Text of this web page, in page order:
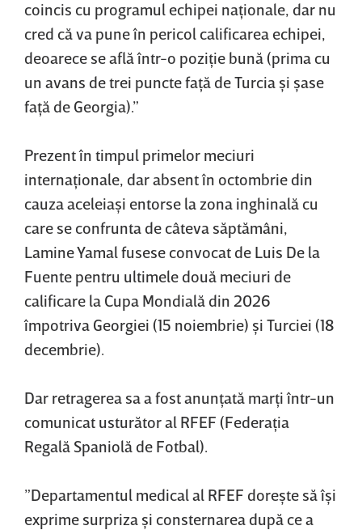
coincis cu programul echipei naţionale, dar nu
cred că va pune în pericol calificarea echipei,
deoarece se află într-o poziţie bună (prima cu
un avans de trei puncte faţă de Turcia şi şase
faţă de Georgia).”
Prezent în timpul primelor meciuri
internaţionale, dar absent în octombrie din
cauza aceleiaşi entorse la zona inghinală cu
care se confrunta de câteva săptămâni,
Lamine Yamal fusese convocat de Luis De la
Fuente pentru ultimele două meciuri de
calificare la Cupa Mondială din 2026
împotriva Georgiei (15 noiembrie) şi Turciei (18
decembrie).
Dar retragerea sa a fost anunţată marţi într-un
comunicat usturător al RFEF (Federaţia
Regală Spaniolă de Fotbal).
”Departamentul medical al RFEF doreşte să îşi
exprime surpriza şi consternarea după ce a